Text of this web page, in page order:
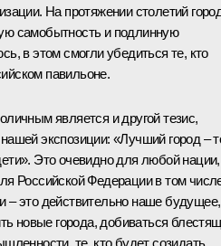
На протяжении столетий
самобытность и подлинную
в этом смогли убедиться те, кто
павильоне.
является и другой тезис,
экспозиции: «Лучший город –
Это очевидно для любой нации,
Российской Федерации в том
– это действительно наше будущее,
новые города, добиваться